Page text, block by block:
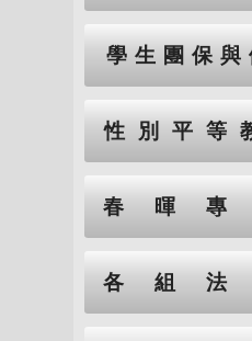
學生團保與
性別平等
春暉
各組